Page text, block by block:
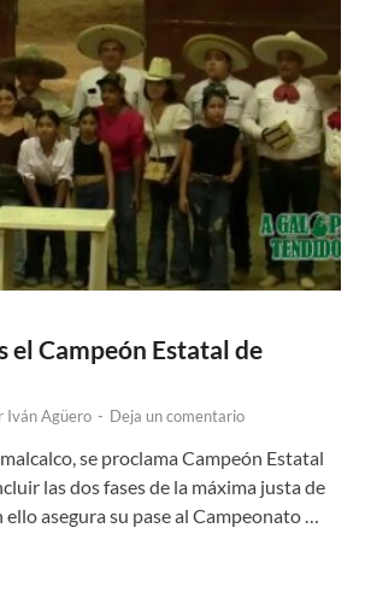
el Campeón Estatal de
Iván Agüero - Deja un comentario
se proclama Campeón Estatal
las dos fases de la máxima justa de
asegura su pase al Campeonato …